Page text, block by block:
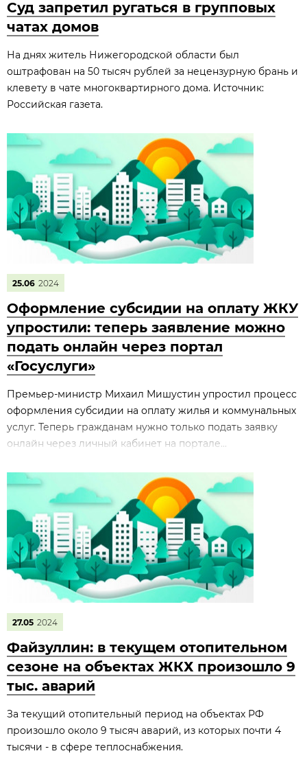
Суд запретил ругаться в групповых
чатах домов
На днях житель Нижегородской области был
оштрафован на 50 тысяч рублей за нецензурную брань и
клевету в чате многоквартирного дома. Источник:
Российская газета.
25.06 2024
Оформление субсидии на оплату ЖКУ
упростили: теперь заявление можно
подать онлайн через портал
«Госуслуги»
Премьер-министр Михаил Мишустин упростил процесс
оформления субсидии на оплату жилья и коммунальных
услуг. Теперь гражданам нужно только подать заявку
онлайн через личный кабинет на портале...
27.05 2024
Файзуллин: в текущем отопительном
сезоне на объектах ЖКХ произошло 9
тыс. аварий
За текущий отопительный период на объектах РФ
произошло около 9 тысяч аварий, из которых почти 4
тысячи - в сфере теплоснабжения.